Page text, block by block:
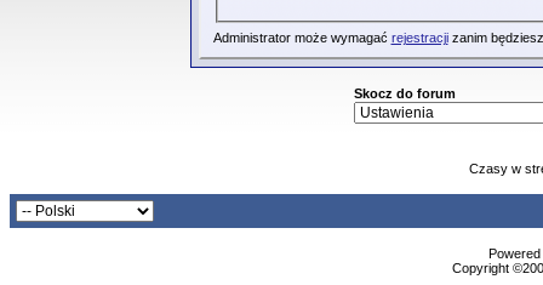
Administrator może wymagać rejestracjizanim
Skocz do forum
Czasy w
Copyright